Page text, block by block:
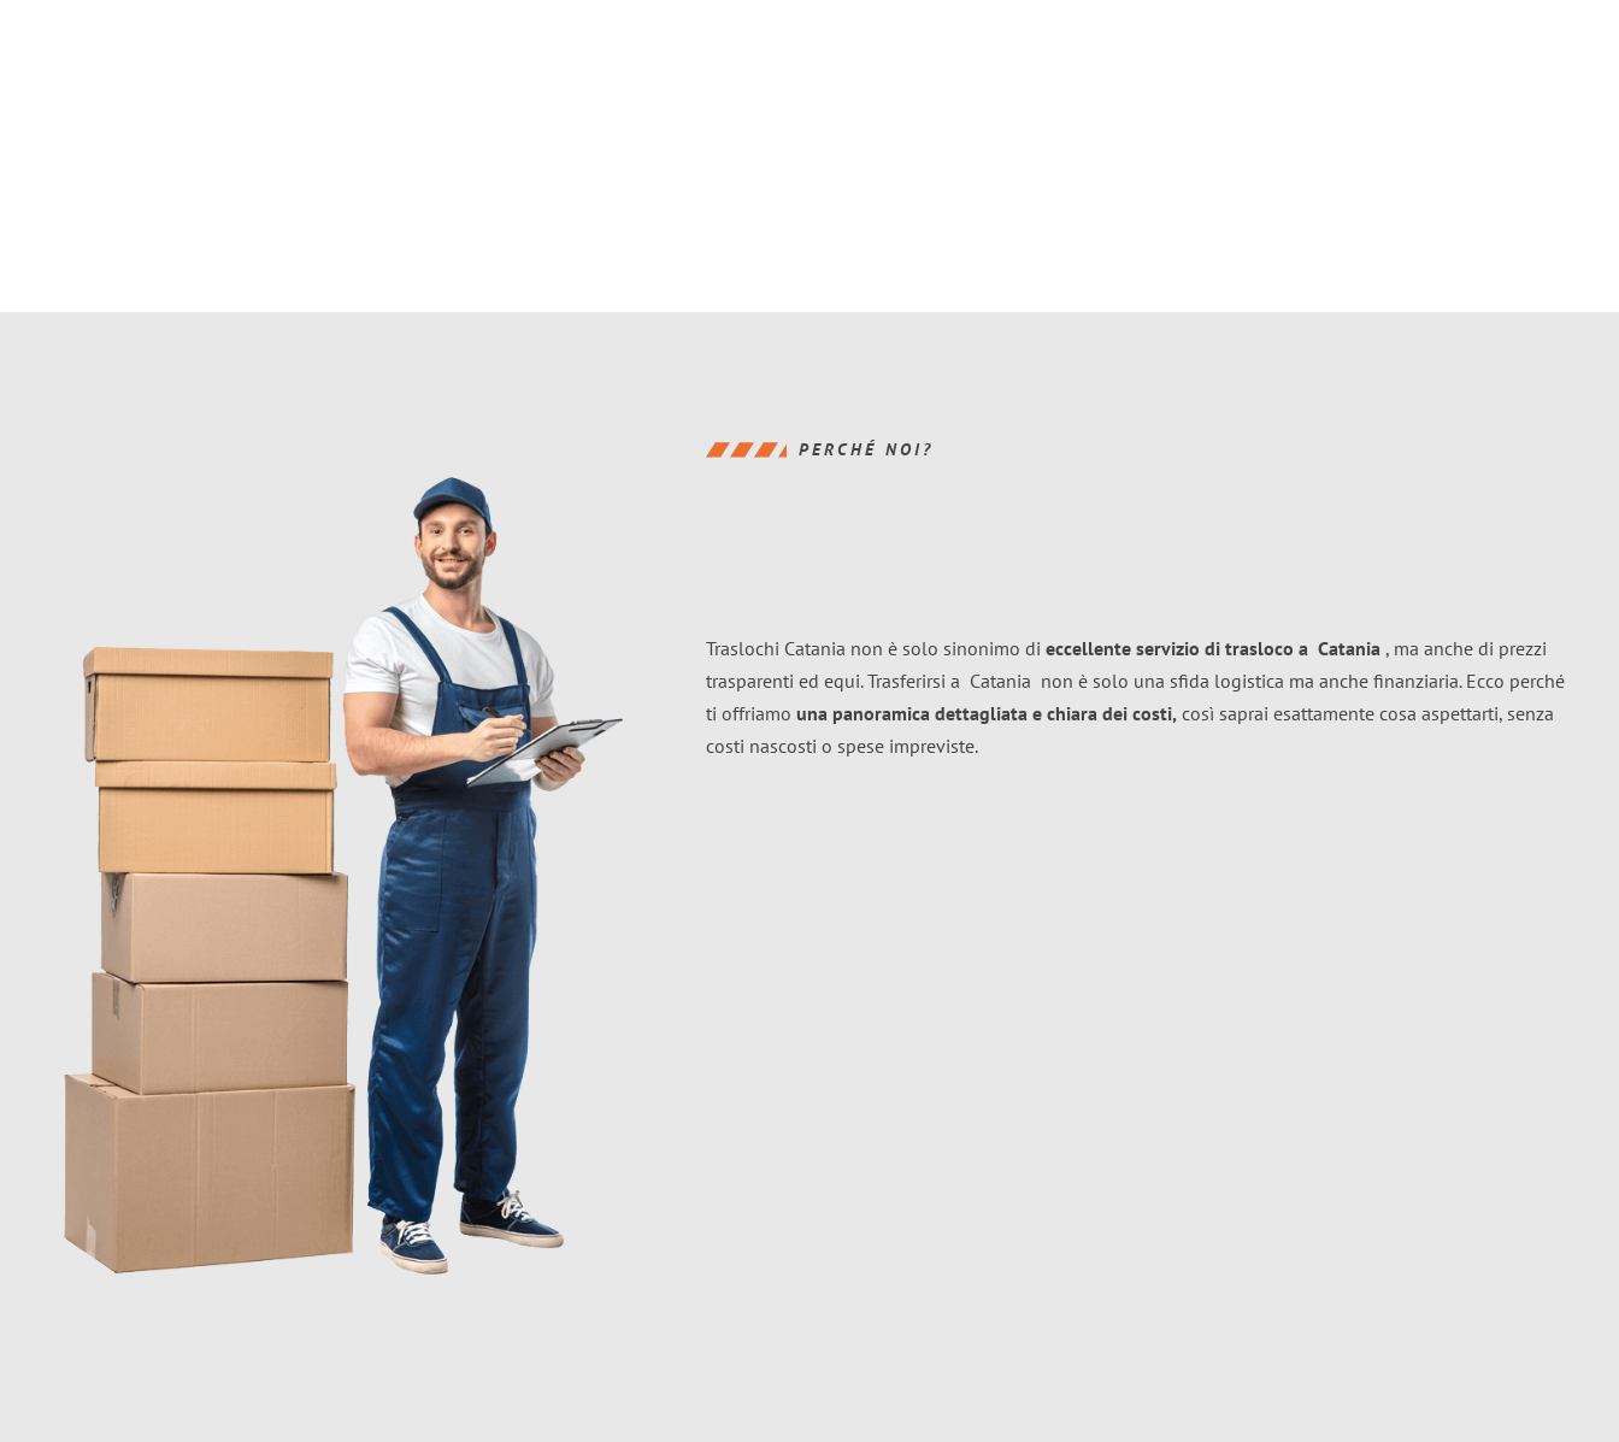
PERCHÉ NOI?
Traslochi Catania non è solo sinonimo di eccellente servizio di trasloco a Catania , ma anche di prezzi
trasparenti ed equi. Trasferirsi a Catania non è solo una sfida logistica ma anche finanziaria. Ecco perché
ti offriamo una panoramica dettagliata e chiara dei costi, così saprai esattamente cosa aspettarti, senza
costi nascosti o spese impreviste.